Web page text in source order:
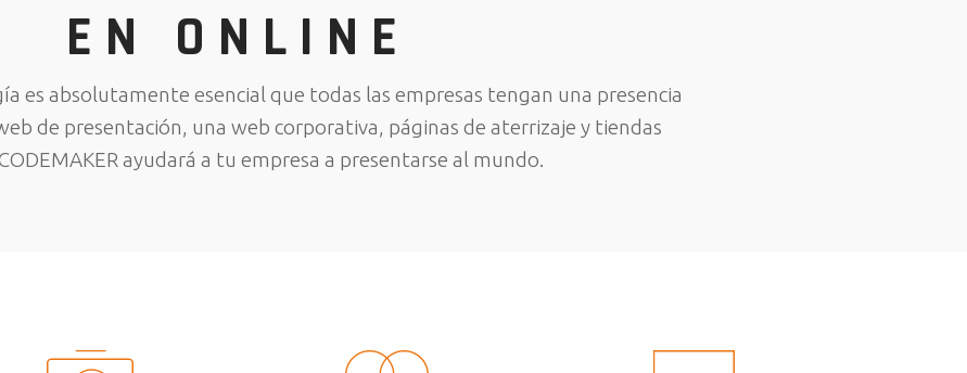
EN ONLINE
es absolutamente esencial que todas las empresas tengan una presencia
de presentación, una web corporativa, páginas de aterrizaje y tiendas
ayudará a tu empresa a presentarse al mundo.